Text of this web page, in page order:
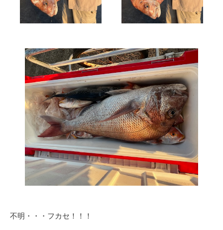
不明・・・フカセ！！！